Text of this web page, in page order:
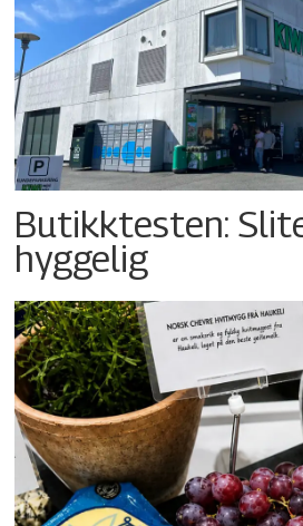
Butikktesten:
hyggelig